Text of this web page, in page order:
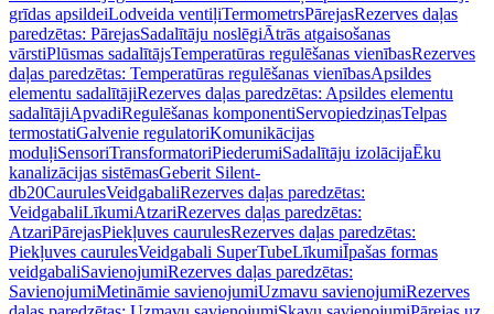
grīdas apsildeiLodveida ventiļiTermometrsPārejasRezerves daļas
paredzētas: PārejasSadalītāju noslēgiĀtrās atgaisošanas
vārstiPlūsmas sadalītājsTemperatūras regulēšanas vienībasRezerves
daļas paredzētas: Temperatūras regulēšanas vienībasApsildes
elementu sadalītājiRezerves daļas paredzētas: Apsildes elementu
sadalītājiApvadiRegulēšanas komponentiServopiedziņasTelpas
termostatiGalvenie regulatoriKomunikācijas
moduļiSensoriTransformatoriPiederumiSadalītāju izolācijaĒku
kanalizācijas sistēmasGeberit Silent-
db20CaurulesVeidgabaliRezerves daļas paredzētas:
VeidgabaliLīkumiAtzariRezerves daļas paredzētas:
AtzariPārejasPiekļuves caurulesRezerves daļas paredzētas:
Piekļuves caurulesVeidgabali SuperTubeLīkumiĪpašas formas
veidgabaliSavienojumiRezerves daļas paredzētas:
SavienojumiMetināmie savienojumiUzmavu savienojumiRezerves